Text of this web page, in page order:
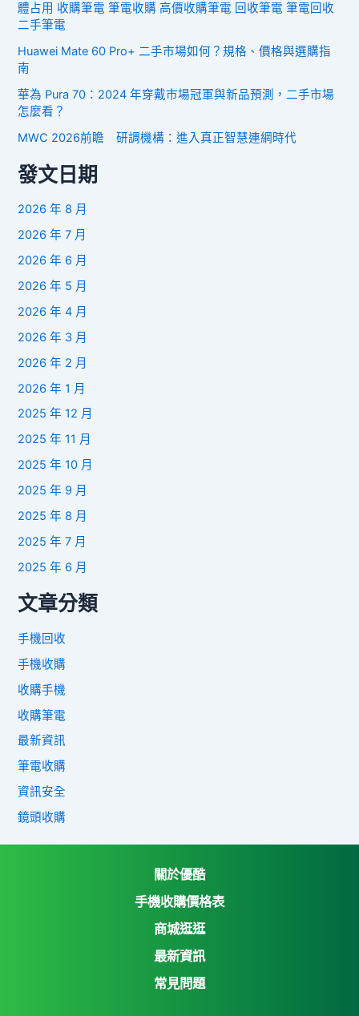
體占用 收購筆電 筆電收購 高價收購筆電 回收筆電 筆電回收
二手筆電
Huawei Mate 60 Pro+ 二手市場如何？規格、價格與選購指
南
華為 Pura 70：2024 年穿戴市場冠軍與新品預測，二手市場
怎麼看？
MWC 2026前瞻 研調機構：進入真正智慧連網時代
發文日期
2026 年 8 月
2026 年 7 月
2026 年 6 月
2026 年 5 月
2026 年 4 月
2026 年 3 月
2026 年 2 月
2026 年 1 月
2025 年 12 月
2025 年 11 月
2025 年 10 月
2025 年 9 月
2025 年 8 月
2025 年 7 月
2025 年 6 月
文章分類
手機回收
手機收購
收購手機
收購筆電
最新資訊
筆電收購
資訊安全
鏡頭收購
關於優酷
手機收購價格表
商城逛逛
優酷3C收購網
Yahoo購物中心
最新資訊
常見問題